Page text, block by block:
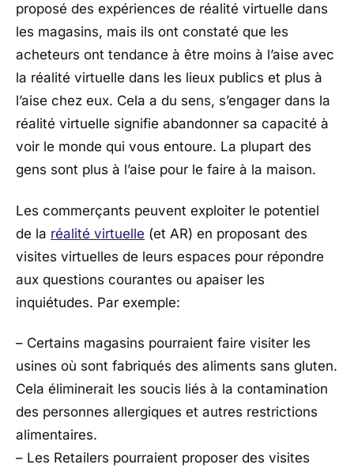
proposé des expériences de réalité virtuelle dans
les magasins, mais ils ont constaté que les
acheteurs ont tendance à être moins à l’aise avec
la réalité virtuelle dans les lieux publics et plus à
l’aise chez eux. Cela a du sens, s’engager dans la
réalité virtuelle signifie abandonner sa capacité à
voir le monde qui vous entoure. La plupart des
gens sont plus à l’aise pour le faire à la maison.
Les commerçants peuvent exploiter le potentiel
de la réalité virtuelle (et AR) en proposant des
visites virtuelles de leurs espaces pour répondre
aux questions courantes ou apaiser les
inquiétudes. Par exemple:
– Certains magasins pourraient faire visiter les
usines où sont fabriqués des aliments sans gluten.
Cela éliminerait les soucis liés à la contamination
des personnes allergiques et autres restrictions
alimentaires.
– Les Retailers pourraient proposer des visites